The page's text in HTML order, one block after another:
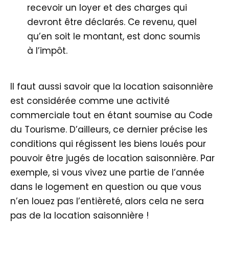
recevoir un loyer et des charges qui
devront être déclarés. Ce revenu, quel
qu’en soit le montant, est donc soumis
à l’impôt.
Il faut aussi savoir que la location saisonnière
est considérée comme une activité
commerciale tout en étant soumise au Code
du Tourisme. D’ailleurs, ce dernier précise les
conditions qui régissent les biens loués pour
pouvoir être jugés de location saisonnière. Par
exemple, si vous vivez une partie de l’année
dans le logement en question ou que vous
n’en louez pas l’entièreté, alors cela ne sera
pas de la location saisonnière !